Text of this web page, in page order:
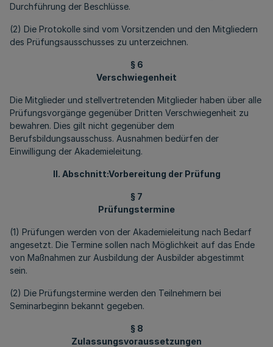
Durchführung der Beschlüsse.
(2) Die Protokolle sind vom Vorsitzenden und den Mitgliedern
des Prüfungsausschusses zu unterzeichnen.
§ 6
Verschwiegenheit
Die Mitglieder und stellvertretenden Mitglieder haben über alle
Prüfungsvorgänge gegenüber Dritten Verschwiegenheit zu
bewahren. Dies gilt nicht gegenüber dem
Berufsbildungsausschuss. Ausnahmen bedürfen der
Einwilligung der Akademieleitung.
II. Abschnitt:Vorbereitung der Prüfung
§ 7
Prüfungstermine
(1) Prüfungen werden von der Akademieleitung nach Bedarf
angesetzt. Die Termine sollen nach Möglichkeit auf das Ende
von Maßnahmen zur Ausbildung der Ausbilder abgestimmt
sein.
(2) Die Prüfungstermine werden den Teilnehmern bei
Seminarbeginn bekannt gegeben.
§ 8
Zulassungsvoraussetzungen